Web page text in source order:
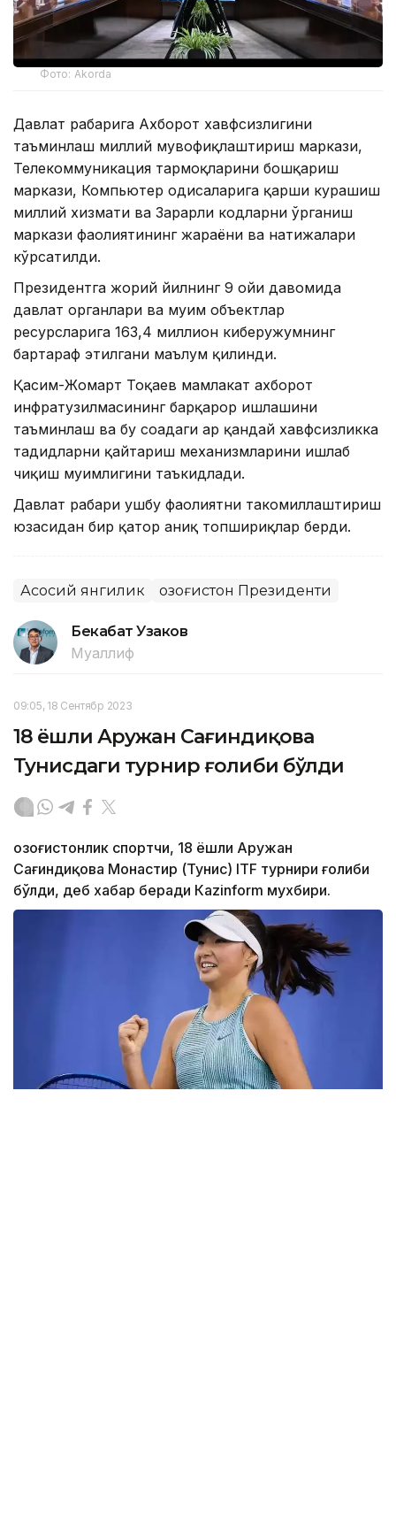
Фото: Akorda
Давлат раҳбарига Ахборот хавфсизлигини
таъминлаш миллий мувофиқлаштириш маркази,
Телекоммуникация тармоқларини бошқариш
маркази, Компьютер ҳодисаларига қарши курашиш
миллий хизмати ва Зарарли кодларни ўрганиш
маркази фаолиятининг жараёни ва натижалари
кўрсатилди.
Президентга жорий йилнинг 9 ойи давомида
давлат органлари ва муҳим объектлар
ресурсларига 163,4 миллион киберҳужумнинг
бартараф этилгани маълум қилинди.
Қасим-Жомарт Тоқаев мамлакат ахборот
инфратузилмасининг барқарор ишлашини
таъминлаш ва бу соҳадаги ҳар қандай хавфсизликка
таҳдидларни қайтариш механизмларини ишлаб
чиқиш муҳимлигини таъкидлади.
Давлат раҳбари ушбу фаолиятни такомиллаштириш
юзасидан бир қатор аниқ топшириқлар берди.
Асосий янгилик Қозоғистон Президенти
Бекабат Узаков
Муаллиф
09:05, 18 Сентябр 2023
18 ёшли Аружан Сағиндиқова
Тунисдаги турнир ғолиби бўлди
Қозоғистонлик спортчи, 18 ёшли Аружан
Сағиндиқова Монастир (Тунис) ITF турнири ғолиби
бўлди, деб хабар беради Каzinform мухбири.